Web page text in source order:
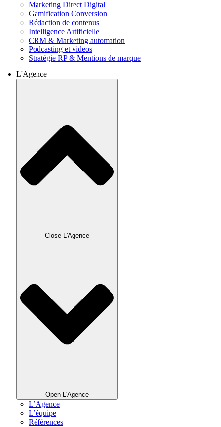
Marketing Direct Digital
Gamification Conversion
Rédaction de contenus
Intelligence Artificielle
CRM & Marketing automation
Podcasting et videos
Stratégie RP & Mentions de marque
L'Agence
Close L'Agence
Open L'Agence
L’Agence
L’équipe
Références